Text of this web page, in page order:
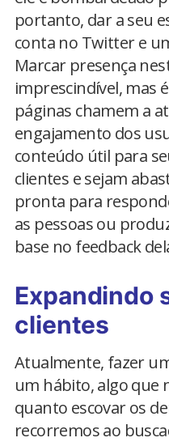
portanto, dar a seu
conta no Twitter e
Marcar presença
imprescindível, mas
páginas chamem a
engajamento dos
conteúdo útil para
clientes e sejam
pronta para
as pessoas ou
base no feedback
Expandindo
clientes
Atualmente, fazer
um hábito, algo que
quanto escovar os
recorremos ao